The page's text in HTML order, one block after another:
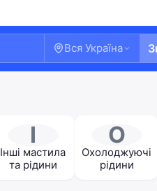
Вся Україна
І
Інші мастила
та рідини
О
Охолоджуючі
рідини